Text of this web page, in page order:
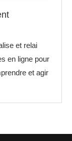
et relai
en ligne pour
et agir